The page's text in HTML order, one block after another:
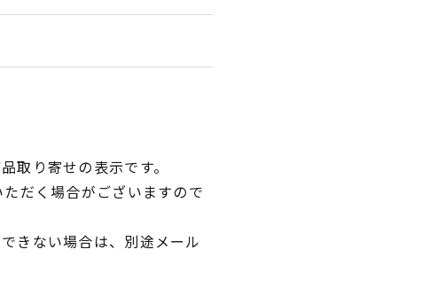
取り寄せの表示です。
だく場合がございますので
きない場合は、別途メール